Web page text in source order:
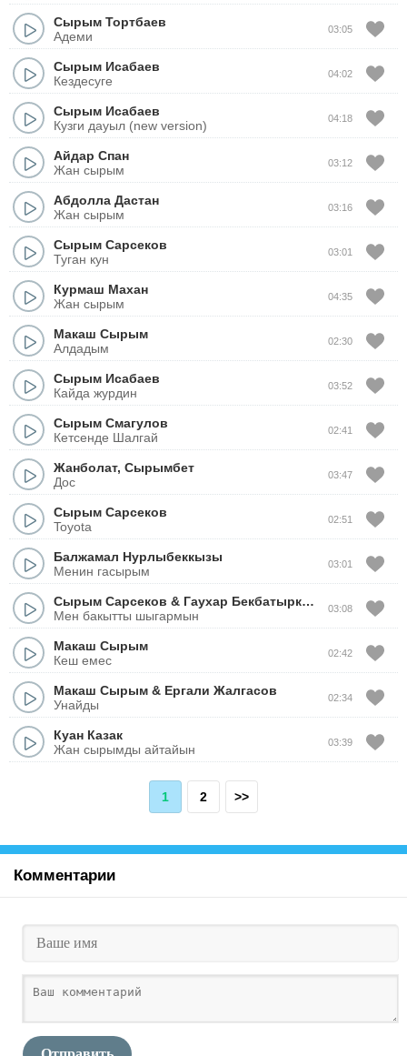
Сырым Тортбаев
Адеми
03:05
Сырым Исабаев
Кездесуге
04:02
Сырым Исабаев
Кузги дауыл (new version)
04:18
Айдар Спан
Жан сырым
03:12
Абдолла Дастан
Жан сырым
03:16
Сырым Сарсеков
Туган кун
03:01
Курмаш Махан
Жан сырым
04:35
Макаш Сырым
Алдадым
02:30
Сырым Исабаев
Кайда журдин
03:52
Сырым Смагулов
Кетсенде Шалгай
02:41
Жанболат, Сырымбет
Дос
03:47
Сырым Сарсеков
Toyota
02:51
Балжамал Нурлыбеккызы
Менин гасырым
03:01
Сырым Сарсеков & Гаухар Бекбатыркызы
Мен бакытты шыгармын
03:08
Макаш Сырым
Кеш емес
02:42
Макаш Сырым & Ергали Жалгасов
Унайды
02:34
Куан Казак
Жан сырымды айтайын
03:39
1 2 >>
Комментарии